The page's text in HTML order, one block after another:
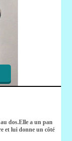
dos.Elle a un pan
et lui donne un côté